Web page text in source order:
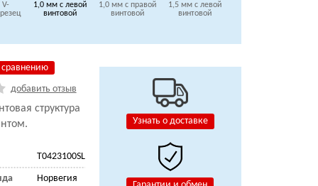
1,0 мм с левой
винтовой
1,0 мм с правой
винтовой
1,5 мм с левой
винтовой
добавить отзыв
структура
T0423100SL
Норвегия
Узнать о доставке